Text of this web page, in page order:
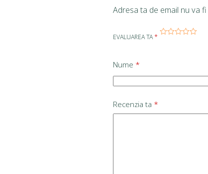
Adresa ta de email nu va
EVALUAREA TA*
Nume *
Recenzia ta *